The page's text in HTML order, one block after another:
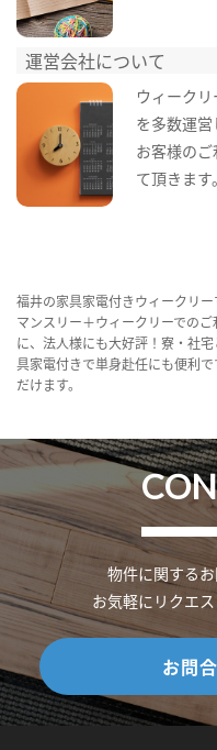
運営会社について
ウィーク
を多数運営
お客様の
て頂きます。
福井の家具家電付きウィークリ
マンスリー＋ウィークリーでの
に、法人様にも大好評！寮・社
具家電付きで単身赴任にも便利
だけます。
物件に関するお
お気軽にリクエ
お問